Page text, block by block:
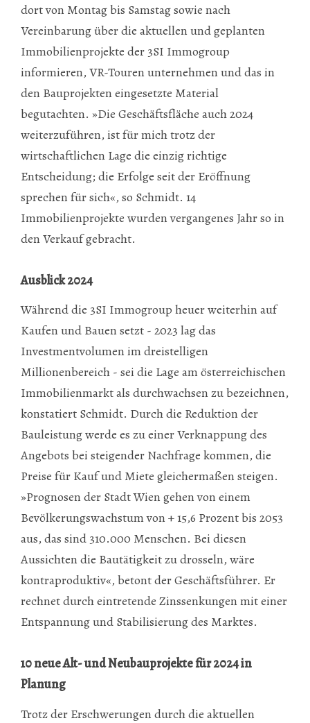
dort von Montag bis Samstag sowie nach
Vereinbarung über die aktuellen und geplanten
Immobilienprojekte der 3SI Immogroup
informieren, VR-Touren unternehmen und das in
den Bauprojekten eingesetzte Material
begutachten. »Die Geschäftsfläche auch 2024
weiterzuführen, ist für mich trotz der
wirtschaftlichen Lage die einzig richtige
Entscheidung; die Erfolge seit der Eröffnung
sprechen für sich«, so Schmidt. 14
Immobilienprojekte wurden vergangenes Jahr so in
den Verkauf gebracht.
Ausblick 2024
Während die 3SI Immogroup heuer weiterhin auf
Kaufen und Bauen setzt - 2023 lag das
Investmentvolumen im dreistelligen
Millionenbereich - sei die Lage am österreichischen
Immobilienmarkt als durchwachsen zu bezeichnen,
konstatiert Schmidt. Durch die Reduktion der
Bauleistung werde es zu einer Verknappung des
Angebots bei steigender Nachfrage kommen, die
Preise für Kauf und Miete gleichermaßen steigen.
»Prognosen der Stadt Wien gehen von einem
Bevölkerungswachstum von + 15,6 Prozent bis 2053
aus, das sind 310.000 Menschen. Bei diesen
Aussichten die Bautätigkeit zu drosseln, wäre
kontraproduktiv«, betont der Geschäftsführer. Er
rechnet durch eintretende Zinssenkungen mit einer
Entspannung und Stabilisierung des Marktes.
10 neue Alt- und Neubauprojekte für 2024 in
Planung
Trotz der Erschwerungen durch die aktuellen